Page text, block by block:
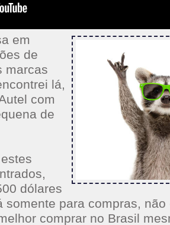
em
de
marcas
lá,
com
de
dólares
somente para compras,
comprar no Brasil